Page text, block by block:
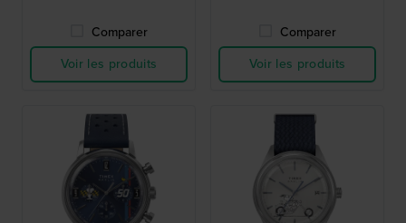
Comparer
Voir les produits
Comparer
Voir les produits